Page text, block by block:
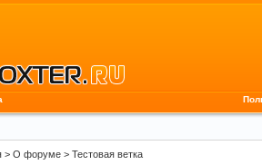
> О форуме > Тестовая ветка